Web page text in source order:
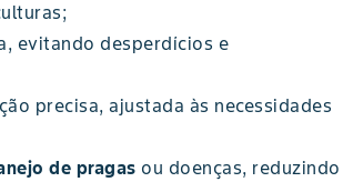
evitando desperdícios e
precisa, ajustada às necessidades
de pragas ou doenças, reduzindo